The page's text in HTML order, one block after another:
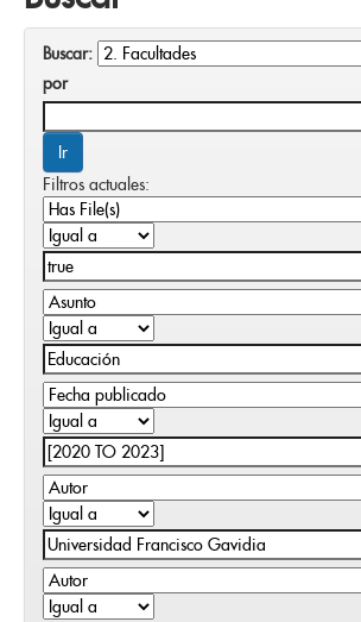
Buscar:
por
Filtros actuales: